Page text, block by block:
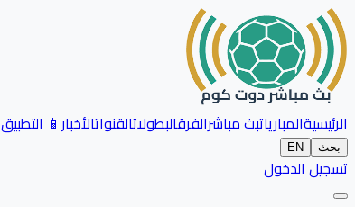
الرئيسيةالمبارياتبث مباشرالفرقالبطولاتالقنواتالأخبار📱 التطبيق
بحث EN
تسجيل الدخول